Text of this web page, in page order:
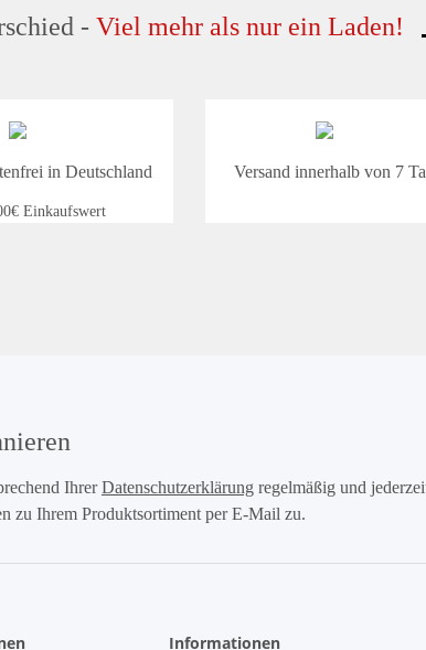
- Viel mehr als nur ein Laden!
in Deutschland
Einkaufswert
Versand innerhalb von 7
IhrerDatenschutzerklärung regelmäßig und
zu Ihrem Produktsortiment per E-Mail zu.
Informationen